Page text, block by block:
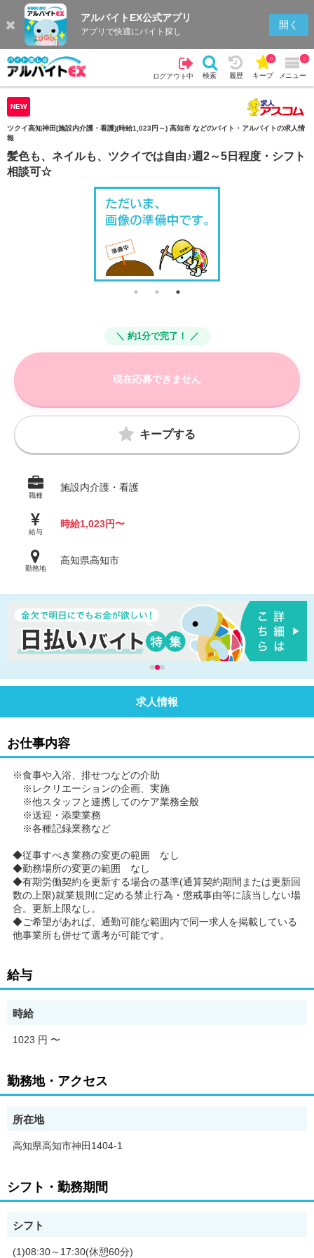
アルバイトEX公式アプリ
アプリで快適にバイト探し
開く
ログアウト中 検索 履歴 キープ
0
メニュー
0
検索 履歴
NEW
ツクイ高知神田[施設内介護・看護](時給1,023円～) 高知市 などのバイト・アルバイトの求人情
報
髪色も、ネイルも、ツクイでは自由♪週2～5日程度・シフト
相談可☆
＼ 約1分で完了！ ／
現在応募できません
キープする
職種
施設内介護・看護
給与
時給1,023円〜
勤務地
高知県高知市
求人情報
お仕事内容
※食事や入浴、排せつなどの介助
※レクリエーションの企画、実施
※他スタッフと連携してのケア業務全般
※送迎・添乗業務
※各種記録業務など
◆従事すべき業務の変更の範囲 なし
◆勤務場所の変更の範囲 なし
◆有期労働契約を更新する場合の基準(通算契約期間または更新回
数の上限)就業規則に定める禁止行為・懲戒事由等に該当しない場
合。更新上限なし。
◆ご希望があれば、通勤可能な範囲内で同一求人を掲載している
他事業所も併せて選考が可能です。
給与
時給
1023 円 〜
勤務地・アクセス
所在地
高知県高知市神田1404-1
シフト・勤務期間
シフト
(1)08:30～17:30(休憩60分)